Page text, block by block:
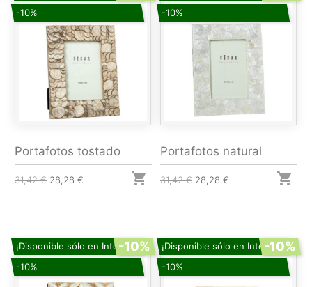
-10%
Portafotos tostado
31,42 € 28,28 € 
-10%
Portafotos natural
31,42 € 28,28 € 
¡Disponible sólo en Internet!
-10%
-10%
¡Disponible sólo en Internet!
-10%
-10%